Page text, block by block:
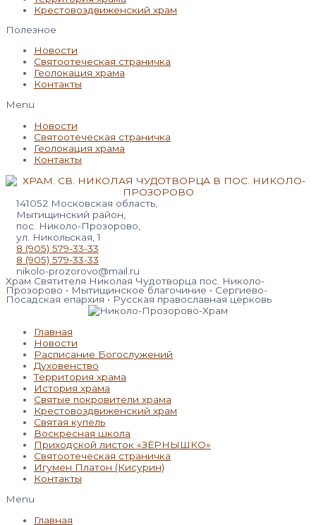
Крестовоздвиженский храм
Полезное
Новости
Святоотеческая страничка
Геолокация храма
Контакты
Menu
Новости
Святоотеческая страничка
Геолокация храма
Контакты
141052 Московская область,
Мытищинский район,
пос. Николо-Прозорово,
ул. Никольская, 1
8 (905) 579-33-33
8 (905) 579-33-33
nikolo-prozorovo@mail.ru
Храм Святителя Николая Чудотворца пос. Николо-
Прозорово • Мытищинское благочиние • Сергиево-
Посадская епархия • Русская православная церковь
Главная
Новости
Расписание Богослужений
Духовенство
Территория храма
История храма
Святые покровители храма
Крестовоздвиженский храм
Святая купель
Воскресная школа
Приходской листок «ЗЁРНЫШКО»
Святоотеческая страничка
Игумен Платон (Кисурин)
Контакты
Menu
Главная